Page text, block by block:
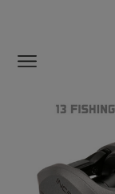
Interfiske